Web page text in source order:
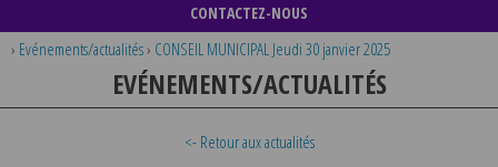
CONTACTEZ-NOUS
› Evénements/actualités› CONSEIL MUNICIPAL Jeudi 30 janvier 2025
EVÉNEMENTS/ACTUALITÉS
<- Retour aux actualités